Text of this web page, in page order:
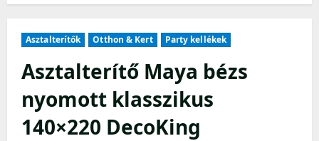
Asztalterítők Otthon & Kert Party kellékek
Asztalterítő Maya bézs
nyomott klasszikus
140×220 DecoKing